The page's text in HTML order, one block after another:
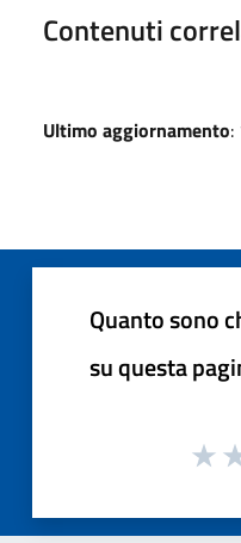
Contenuti
Ultimo aggiornamento:
Quanto sono
su questa